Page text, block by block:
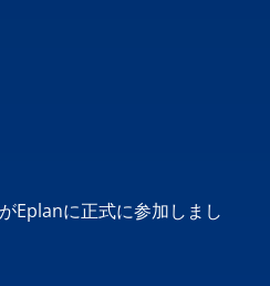
Eplanに正式に参加しまし